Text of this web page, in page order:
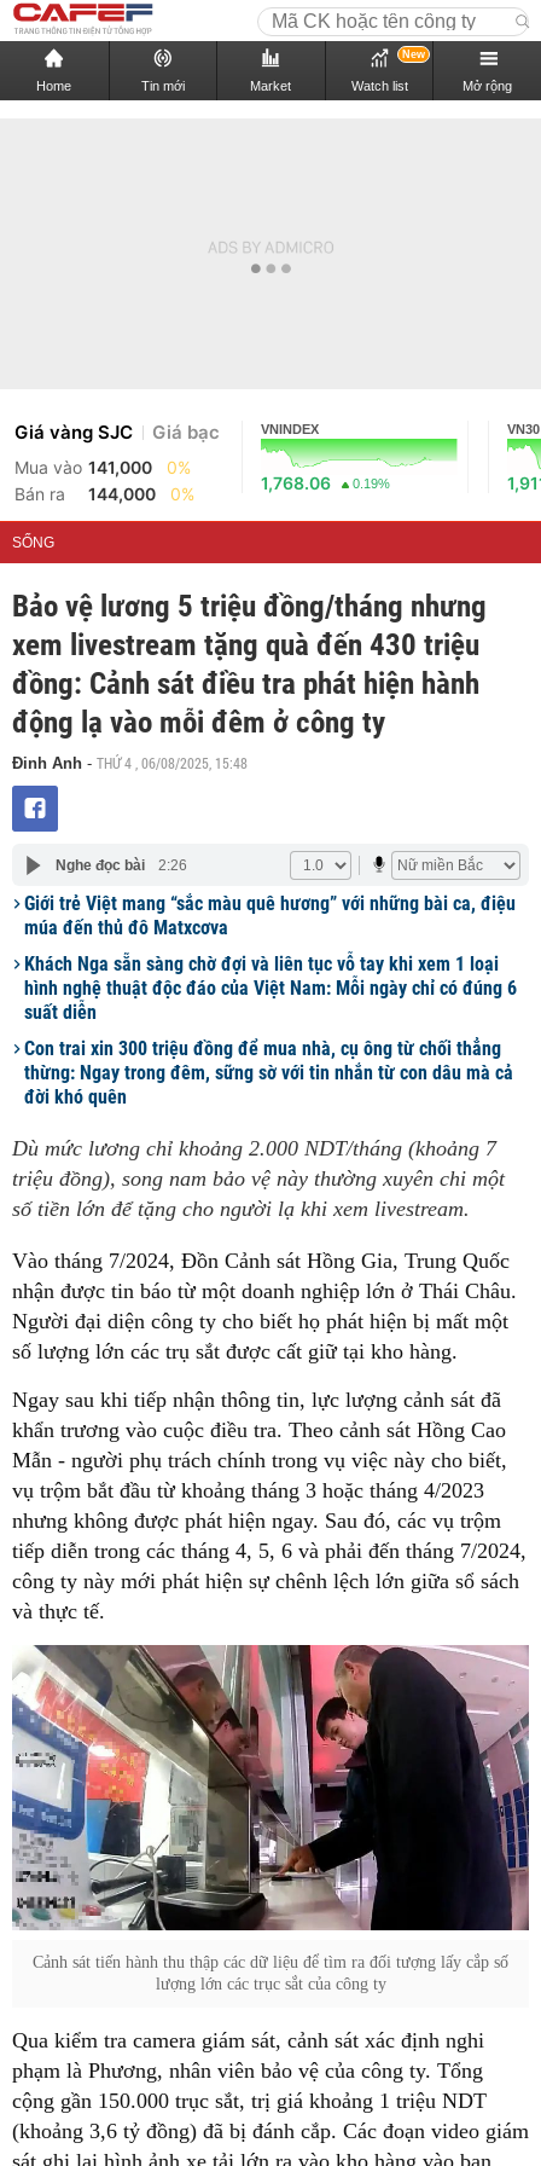
Home Tin mới Market Watch list
New
Mở rộng
Giá vàng SJC Giá bạc
Mua vào 141,000
0%
Bán ra
144,000 0%
VNINDEX
1,768.06 0.19%
VN30
SỐNG
Bảo vệ lương 5 triệu đồng/tháng nhưng
xem livestream tặng quà đến 430 triệu
đồng: Cảnh sát điều tra phát hiện hành
động lạ vào mỗi đêm ở công ty
Đinh Anh - THỨ 4 , 06/08/2025, 15:48
Nghe đọc bài 2:26
Giới trẻ Việt mang “sắc màu quê hương” với những bài ca, điệu
múa đến thủ đô Matxcơva
Khách Nga sẵn sàng chờ đợi và liên tục vỗ tay khi xem 1 loại
hình nghệ thuật độc đáo của Việt Nam: Mỗi ngày chỉ có đúng 6
suất diễn
Con trai xin 300 triệu đồng để mua nhà, cụ ông từ chối thẳng
thừng: Ngay trong đêm, sững sờ với tin nhắn từ con dâu mà cả
đời khó quên
Dù mức lương chỉ khoảng 2.000 NDT/tháng (khoảng 7
triệu đồng), song nam bảo vệ này thường xuyên chi một
số tiền lớn để tặng cho người lạ khi xem livestream.
Vào tháng 7/2024, Đồn Cảnh sát Hồng Gia, Trung Quốc
nhận được tin báo từ một doanh nghiệp lớn ở Thái Châu.
Người đại diện công ty cho biết họ phát hiện bị mất một
số lượng lớn các trụ sắt được cất giữ tại kho hàng.
Ngay sau khi tiếp nhận thông tin, lực lượng cảnh sát đã
khẩn trương vào cuộc điều tra. Theo cảnh sát Hồng Cao
Mẫn - người phụ trách chính trong vụ việc này cho biết,
vụ trộm bắt đầu từ khoảng tháng 3 hoặc tháng 4/2023
nhưng không được phát hiện ngay. Sau đó, các vụ trộm
tiếp diễn trong các tháng 4, 5, 6 và phải đến tháng 7/2024,
công ty này mới phát hiện sự chênh lệch lớn giữa sổ sách
và thực tế.
Cảnh sát tiến hành thu thập các dữ liệu để tìm ra đối tượng lấy cắp số
lượng lớn các trục sắt của công ty
Qua kiểm tra camera giám sát, cảnh sát xác định nghi
phạm là Phương, nhân viên bảo vệ của công ty. Tổng
cộng gần 150.000 trục sắt, trị giá khoảng 1 triệu NDT
(khoảng 3,6 tỷ đồng) đã bị đánh cắp. Các đoạn video giám
sát ghi lại hình ảnh xe tải lớn ra vào kho hàng vào ban